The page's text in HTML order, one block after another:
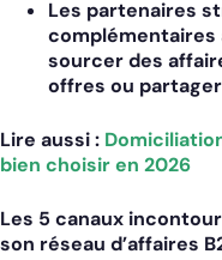
Les partenaires
complémentaires
sourcer des
offres ou
Lire aussi :
bien choisir en 2026
Les 5 canaux
son réseau d’affaires